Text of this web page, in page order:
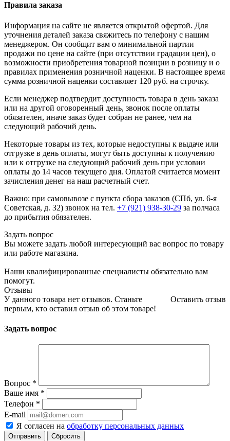
Правила заказа
Информация на сайте не является открытой офертой. Для
уточнения деталей заказа свяжитесь по телефону с нашим
менеджером. Он сообщит вам о минимальной партии
продажи по цене на сайте (при отсутствии градации цен), о
возможности приобретения товарной позиции в розницу и о
правилах применения розничной наценки. В настоящее время
сумма розничной наценки составляет 120 руб. на строчку.
Если менеджер подтвердит доступность товара в день заказа
или на другой оговоренный день, звонок после оплаты
обязателен, иначе заказ будет собран не ранее, чем на
следующий рабочий день.
Некоторые товары из тех, которые недоступны к выдаче или
отгрузке в день оплаты, могут быть доступны к получению
или к отгрузке на следующий рабочий день при условии
оплаты до 14 часов текущего дня. Оплатой считается момент
зачисления денег на наш расчетный счет.
Важно: при самовывозе с пункта сборa заказов (СПб, ул. 6-я
Советская, д. 32) звонок на тел. +7 (921) 938-30-29 за полчаса
до прибытия обязателен.
Задать вопрос
Вы можете задать любой интересующий вас вопрос по товару
или работе магазина.
Наши квалифицированные специалисты обязательно вам
помогут.
Отзывы
Оставить отзыв
У данного товара нет отзывов. Станьте
первым, кто оставил отзыв об этом товаре!
Задать вопрос
Вопрос *
Ваше имя *
Телефон *
E-mail
Я согласен на обработку персональных данных
Сбросить